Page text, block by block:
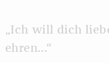
„Ich will dich
ehren...“